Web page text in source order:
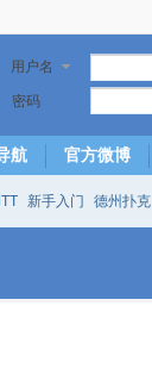
用户名
密码
航 官方微博
新手入门 德州扑克